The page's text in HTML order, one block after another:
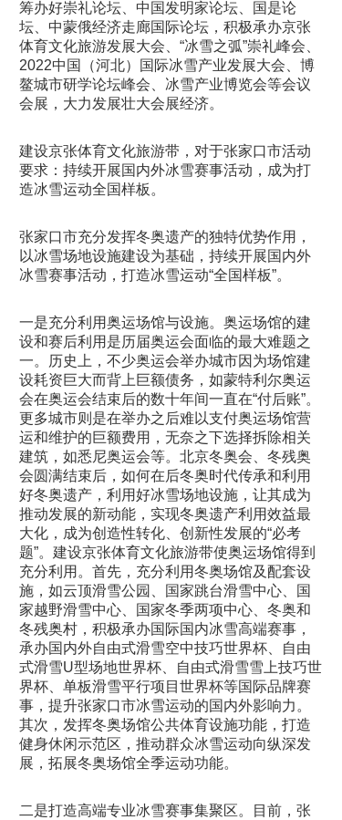
筹办好崇礼论坛、中国发明家论坛、国是论
坛、中蒙俄经济走廊国际论坛，积极承办京张
体育文化旅游发展大会、“冰雪之弧”崇礼峰会、
2022中国（河北）国际冰雪产业发展大会、博
鳌城市研学论坛峰会、冰雪产业博览会等会议
会展，大力发展壮大会展经济。
建设京张体育文化旅游带，对于张家口市活动
要求：持续开展国内外冰雪赛事活动，成为打
造冰雪运动全国样板。
张家口市充分发挥冬奥遗产的独特优势作用，
以冰雪场地设施建设为基础，持续开展国内外
冰雪赛事活动，打造冰雪运动“全国样板”。
一是充分利用奥运场馆与设施。奥运场馆的建
设和赛后利用是历届奥运会面临的最大难题之
一。历史上，不少奥运会举办城市因为场馆建
设耗资巨大而背上巨额债务，如蒙特利尔奥运
会在奥运会结束后的数十年间一直在“付后账”。
更多城市则是在举办之后难以支付奥运场馆营
运和维护的巨额费用，无奈之下选择拆除相关
建筑，如悉尼奥运会等。北京冬奥会、冬残奥
会圆满结束后，如何在后冬奥时代传承和利用
好冬奥遗产，利用好冰雪场地设施，让其成为
推动发展的新动能，实现冬奥遗产利用效益最
大化，成为创造性转化、创新性发展的“必考
题”。建设京张体育文化旅游带使奥运场馆得到
充分利用。首先，充分利用冬奥场馆及配套设
施，如云顶滑雪公园、国家跳台滑雪中心、国
家越野滑雪中心、国家冬季两项中心、冬奥和
冬残奥村，积极承办国际国内冰雪高端赛事，
承办国内外自由式滑雪空中技巧世界杯、自由
式滑雪U型场地世界杯、自由式滑雪雪上技巧世
界杯、单板滑雪平行项目世界杯等国际品牌赛
事，提升张家口市冰雪运动的国内外影响力。
其次，发挥冬奥场馆公共体育设施功能，打造
健身休闲示范区，推动群众冰雪运动向纵深发
展，拓展冬奥场馆全季运动功能。
二是打造高端专业冰雪赛事集聚区。目前，张